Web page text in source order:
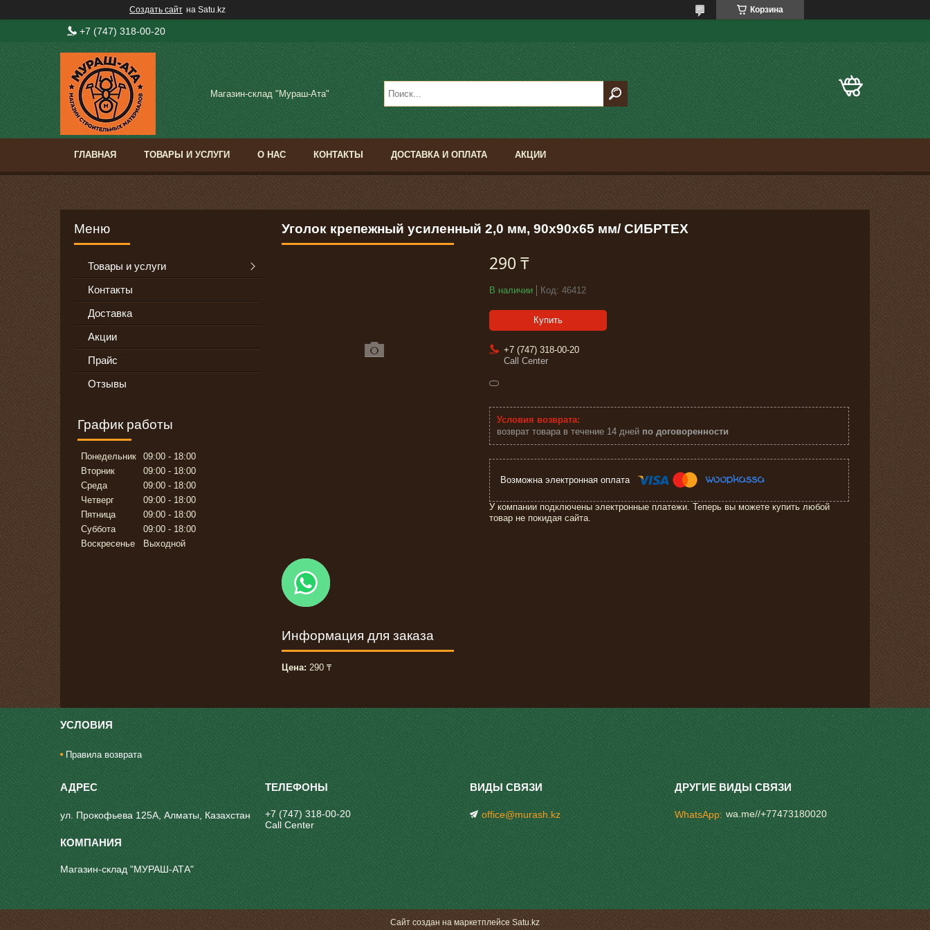
Создать сайт на Satu.kz Корзина
+7 (747) 318-00-20
Магазин-склад "Мураш-Ата"
ГЛАВНАЯ ТОВАРЫ И УСЛУГИ О НАС КОНТАКТЫ ДОСТАВКА И ОПЛАТА АКЦИИ
Уголок крепежный усиленный 2,0 мм, 90x90x65 мм/ СИБРТЕХ
290 ₸
В наличии Код: 46412
Купить
+7 (747) 318-00-20
Call Center
возврат товара в течение 14 дней по договоренности
У компании подключены электронные платежи. Теперь вы можете купить любой
товар не покидая сайта.
Информация для заказа
Цена: 290 ₸
Товары и услуги
Контакты
Доставка
Акции
Прайс
Отзывы
График работы
Понедельник 09:00
18:00
Вторник
09:00
18:00
Среда
09:00
18:00
Четверг
09:00
18:00
Пятница
09:00
18:00
Суббота
09:00
18:00
Воскресенье
Выходной
УСЛОВИЯ
Правила возврата
ул. Прокофьева 125А, Алматы, Казахстан
Магазин-склад "МУРАШ-АТА"
+7 (747) 318-00-20
Call Center
office@murash.kz WhatsApp wa.me//+77473180020
Сайт создан на маркетплейсеSatu.kz